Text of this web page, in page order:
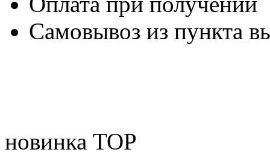
Самовывоз из пункта
новинка TOP